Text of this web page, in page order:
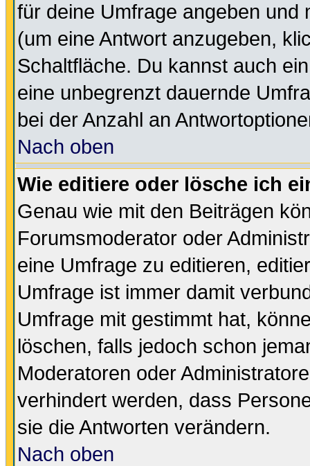
für deine Umfrage angeben und
(um eine Antwort anzugeben,
Schaltfläche. Du kannst auch
eine unbegrenzt dauernde
bei der Anzahl an
Nach oben
Wie editiere oder lösche ich
Genau wie mit den Beiträgen
Forumsmoderator oder
eine Umfrage zu editieren,
Umfrage ist immer damit
Umfrage mit gestimmt hat,
löschen, falls jedoch schon
Moderatoren oder
verhindert werden, dass
sie die Antworten verändern.
Nach oben